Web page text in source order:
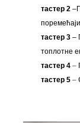
тастер 2
тастер 3–
топлотне
тастер 4 –
тастер 5 –